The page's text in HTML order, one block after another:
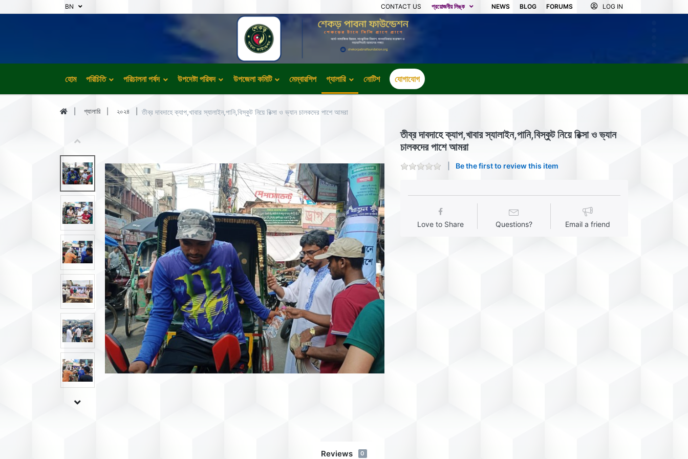
BN CONTACT US প্রয়োজনীয় লিঙ্ক NEWS BLOG FORUMS LOG IN
হোম পরিচিতি পরিচালনা পর্ষদ উপদেষ্টা পরিষদ উপজেলা কমিটি মেম্বারশিপ গ্যালারি নোটিশ যোগাযোগ
গ্যালারি ২০২৪ তীব্র দাবদাহে ক্যাপ,খাবার স্যালাইন,পানি,বিস্কুট নিয়ে রিক্সা ও ভ্যান চালকদের পাশে আমরা
তীব্র দাবদাহে ক্যাপ,খাবার স্যালাইন,পানি,বিস্কুট নিয়ে রিক্সা ও ভ্যান
চালকদের পাশে আমরা
Be the first to review this item
Love to Share Questions? Email a friend
Reviews 0